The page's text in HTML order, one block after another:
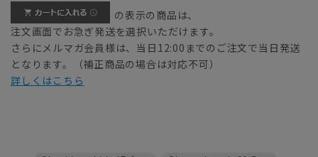
の表示の商品は、
注文画面でお急ぎ発送を選択いただけます。
さらにメルマガ会員様は、当日12:00までのご注文で当日発送
となります。（補正商品の場合は対応不可）
詳しくはこちら